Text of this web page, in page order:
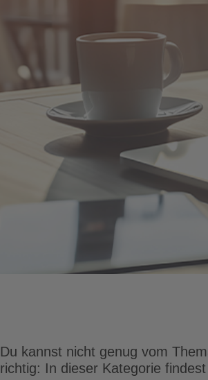
Du kannst nicht genug vom
richtig: In dieser Kategorie